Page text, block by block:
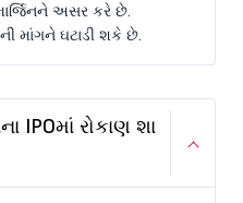
અસર કરે છે.
માંગને ઘટાડી શકે છે.
IPOમાં રોકાણ શા